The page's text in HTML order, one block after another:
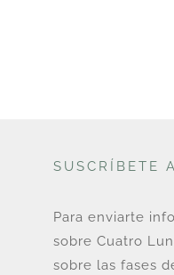
SUSCRÍBETE
Para enviarte
sobre Cuatro
sobre las fases